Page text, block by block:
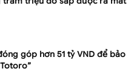
góp hơn 51 tỷ VND để bảo